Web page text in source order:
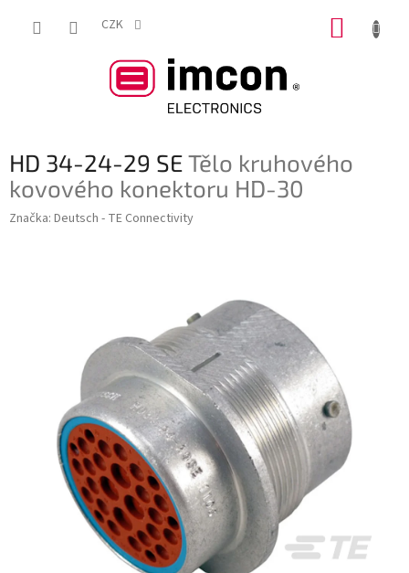
CZK
HD 34-24-29 SETělo kruhového
kovového konektoru HD-30
Značka: Deutsch - TE Connectivity